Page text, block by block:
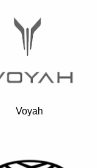
Voyah